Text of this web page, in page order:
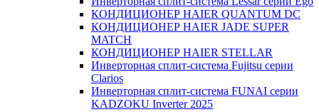
КОНДИЦИОНЕР HAIER QUANTUM DC
КОНДИЦИОНЕР HAIER JADE SUPER
MATCH
КОНДИЦИОНЕР HAIER STELLAR
Инверторная сплит-система Fujitsu серии
Clarios
Инверторная сплит-система FUNAI серии
KADZOKU Inverter 2025